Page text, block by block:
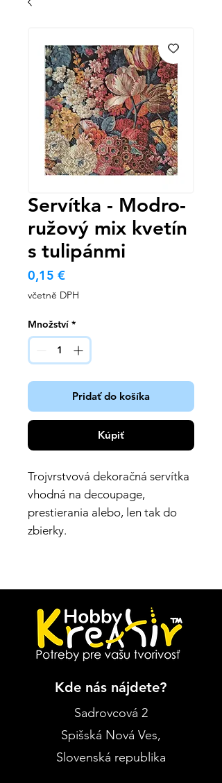
Servítka - Modro-
ružový mix kvetín
s tulipánmi
0,15 €Cena
včetně DPH
Množství *
Pridať do košíka
Kúpiť
Trojvrstvová dekoračná servítka
vhodná na decoupage,
prestierania alebo, len tak do
zbierky.
Kde nás nájdete?
Sadrovcová 2
Spišská Nová Ves,
Slovenská republika